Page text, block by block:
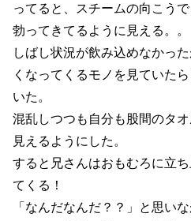
ってると、スチームの向こう
勃ってきてるように見える。。
しばし状況が飲み込めなかっ
くなってくるモノを見ていた
いた。
混乱しつつも自分も股間のタ
見えるようにした。
すると兄さんはおもむろに立
てくる！
「なんだなんだ？？」と思い